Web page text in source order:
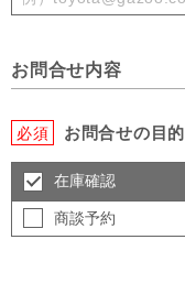
お問合せ内容
必須 お問合せの目的
在庫確認
商談予約